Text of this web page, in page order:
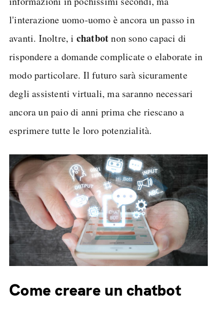
l'interazione uomo-uomo è ancora un passo in
avanti. Inoltre, i chatbotnon sono capaci di
rispondere a domande complicate o elaborate in
modo particolare. Il futuro sarà sicuramente
degli assistenti virtuali, ma saranno necessari
ancora un paio di anni prima che riescano a
esprimere tutte le loro potenzialità.
Come creare un chatbot